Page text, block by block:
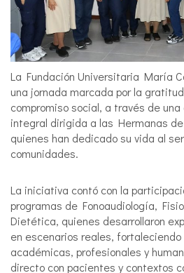
La Fundación Universitaria María
una jornada marcada por la
compromiso social, a través de
integral dirigida a las Hermanas
quienes han dedicado su vida al
comunidades.
La iniciativa contó con la
programas de Fonoaudiología,
Dietética, quienes desarrollaron
en escenarios reales,
académicas, profesionales y
directo con pacientes y contextos